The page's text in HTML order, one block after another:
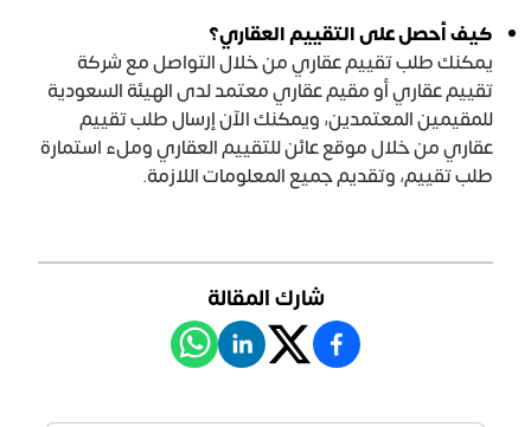
كيف أحصل على التقييم العقاري؟
يمكنك طلب تقييم عقاري من خلال التواصل مع شركة
تقييم عقاري أو مقيم عقاري معتمد لدى الهيئة السعودية
للمقيمين المعتمدين، ويمكنك الآن إرسال طلب تقييم
عقاري من خلال موقع عائن للتقييم العقاري وملءاستمارة
طلب تقييم، وتقديم جميع المعلومات اللازمة.
شارك المقالة